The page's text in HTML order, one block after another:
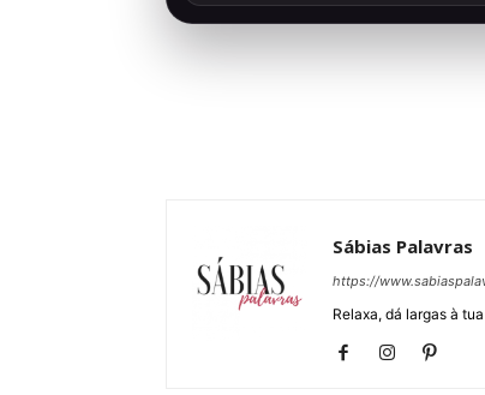
Sábias Palavras
https://
Relaxa, dá largas à